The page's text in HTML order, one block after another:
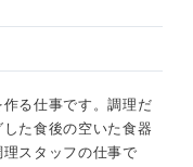
る仕事です。調理だ
た食後の空いた食器
スタッフの仕事で